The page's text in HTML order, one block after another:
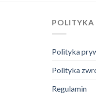
POLITYKA
Polityka
Polityka
Regulamin